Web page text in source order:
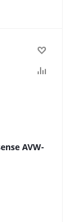
AVW-